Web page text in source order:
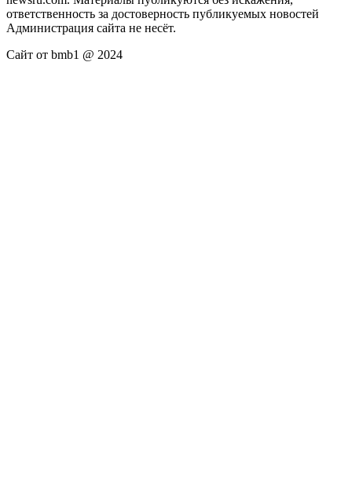
ответственность за достоверность публикуемых новостей
Администрация сайта не несёт.
Сайт от bmb1 @ 2024